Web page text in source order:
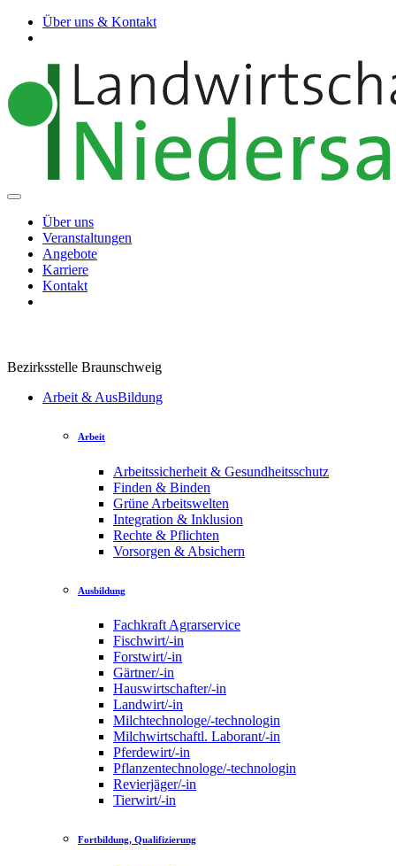
Über uns & Kontakt
Über uns
Veranstaltungen
Angebote
Karriere
Kontakt
Bezirksstelle Braunschweig
Arbeit & AusBildung
Arbeit
Arbeitssicherheit & Gesundheitsschutz
Finden & Binden
Grüne Arbeitswelten
Integration & Inklusion
Rechte & Pflichten
Vorsorgen & Absichern
Ausbildung
Fachkraft Agrarservice
Fischwirt/-in
Forstwirt/-in
Gärtner/-in
Hauswirtschafter/-in
Landwirt/-in
Milchtechnologe/-technologin
Milchwirtschaftl. Laborant/-in
Pferdewirt/-in
Pflanzentechnologe/-technologin
Revierjäger/-in
Tierwirt/-in
Fortbildung, Qualifizierung